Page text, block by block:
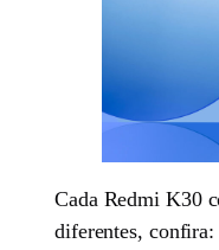
Cada Redmi K30
diferentes, confira: